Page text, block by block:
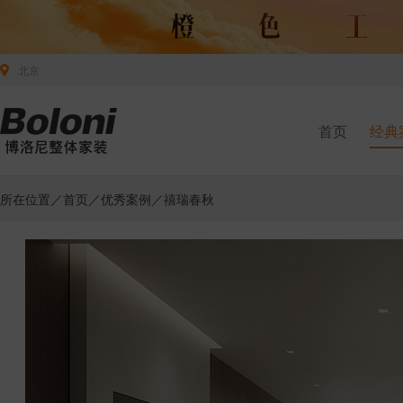
首页 经典
所在位置／首页 ／优秀案例 ／禧瑞春秋